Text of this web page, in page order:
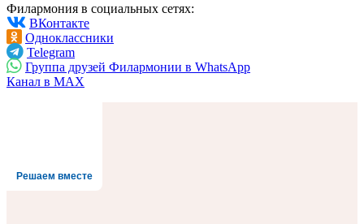
Филармония в социальных сетях:
ВКонтакте
Одноклассники
Telegram
Группа друзей Филармонии в WhatsApp
Канал в MAX
Решаем вместе